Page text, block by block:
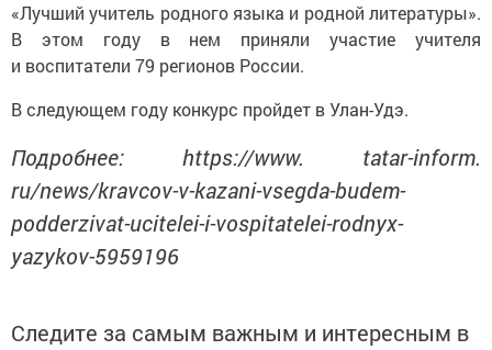
«Лучший учитель родного языка и родной литературы».
В этом году в нем приняли участие учителя
и воспитатели 79 регионов России.
В следующем году конкурс пройдет в Улан-Удэ.
Подробнее: https://www. tatar-inform.
ru/news/kravcov-v-kazani-vsegda-budem-
podderzivat-ucitelei-i-vospitatelei-rodnyx-
yazykov-5959196
Следите за самым важным и интересным в